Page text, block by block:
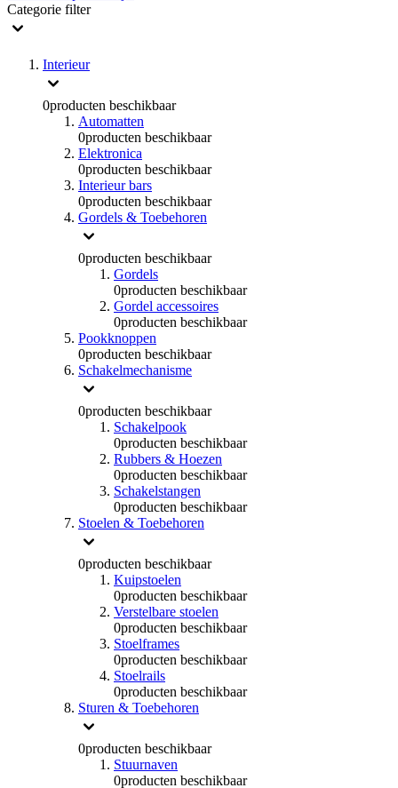
Categorie filter
Interieur
0producten beschikbaar
Automatten
0producten beschikbaar
Elektronica
0producten beschikbaar
Interieur bars
0producten beschikbaar
Gordels & Toebehoren
0producten beschikbaar
Gordels
0producten beschikbaar
Gordel accessoires
0producten beschikbaar
Pookknoppen
0producten beschikbaar
Schakelmechanisme
0producten beschikbaar
Schakelpook
0producten beschikbaar
Rubbers & Hoezen
0producten beschikbaar
Schakelstangen
0producten beschikbaar
Stoelen & Toebehoren
0producten beschikbaar
Kuipstoelen
0producten beschikbaar
Verstelbare stoelen
0producten beschikbaar
Stoelframes
0producten beschikbaar
Stoelrails
0producten beschikbaar
Sturen & Toebehoren
0producten beschikbaar
Stuurnaven
0producten beschikbaar